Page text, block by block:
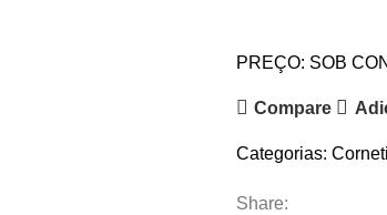
PREÇO: SOB
Compare
Categorias:
Share: